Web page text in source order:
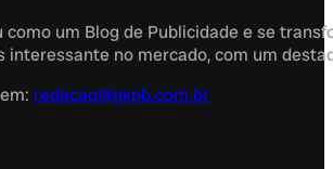
como um Blog de Publicidade e se
interessante no mercado, com um
redacao@gkpb.com.br